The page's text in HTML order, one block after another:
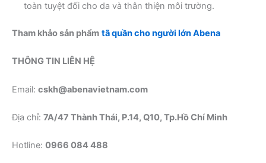
toàn tuyệt đối cho da và thân thiện môi trường.
Tham khảo sản phẩm tã quần cho người lớn Abena
THÔNG TIN LIÊN HỆ
Email: cskh@abenavietnam.com
Địa chỉ: 7A/47 Thành Thái, P.14, Q10, Tp.Hồ Chí Minh
Hotline: 0966 084 488